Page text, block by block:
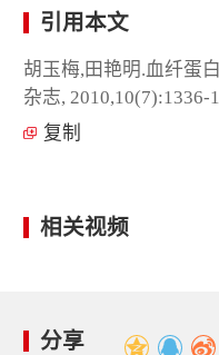
引用本文
胡玉梅,田艳明.血纤蛋
杂志, 2010,10(7):1336-
复制
相关视频
分享